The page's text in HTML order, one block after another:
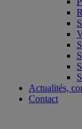
Actualités,
Contact